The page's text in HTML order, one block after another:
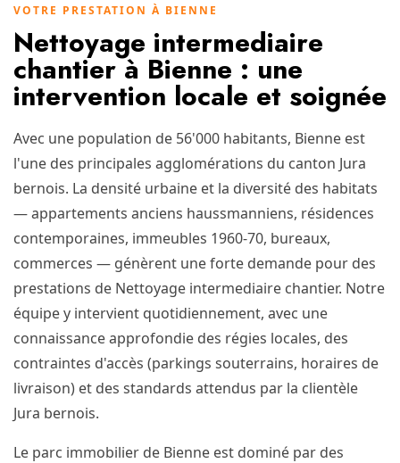
VOTRE PRESTATION À BIENNE
Nettoyage intermediaire
chantier à Bienne : une
intervention locale et soignée
Avec une population de 56'000 habitants, Bienne est
l'une des principales agglomérations du canton Jura
bernois. La densité urbaine et la diversité des habitats
— appartements anciens haussmanniens, résidences
contemporaines, immeubles 1960-70, bureaux,
commerces — génèrent une forte demande pour des
prestations de Nettoyage intermediaire chantier. Notre
équipe y intervient quotidiennement, avec une
connaissance approfondie des régies locales, des
contraintes d'accès (parkings souterrains, horaires de
livraison) et des standards attendus par la clientèle
Jura bernois.
Le parc immobilier de Bienne est dominé par des